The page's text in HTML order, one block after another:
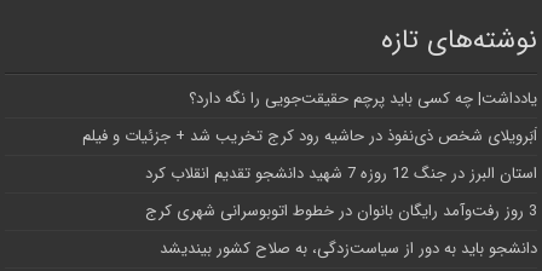
نوشته‌های تازه
یادداشت| ‌چه کسی باید پرچم حقیقت‌جویی را نگه دارد؟
اَبَر‌ویلای شخص ذی‌نفوذ در حاشیه‌ رود کرج تخریب شد + جزئیات و فیلم
استان البرز در جنگ 12 روزه 7 شهید دانشجو تقدیم انقلاب کرد
3 روز رفت‌وآمد رایگان بانوان در خطوط اتوبوسرانی شهری کرج
دانشجو باید به دور از سیاست‌زدگی، به صلاح کشور بیندیشد